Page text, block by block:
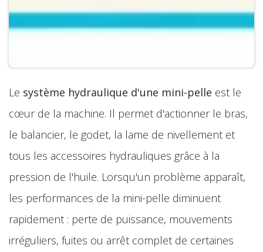
Le système hydraulique d'une mini-pelle est le
cœur de la machine. Il permet d'actionner le bras,
le balancier, le godet, la lame de nivellement et
tous les accessoires hydrauliques grâce à la
pression de l'huile. Lorsqu'un problème apparaît,
les performances de la mini-pelle diminuent
rapidement : perte de puissance, mouvements
irréguliers, fuites ou arrêt complet de certaines